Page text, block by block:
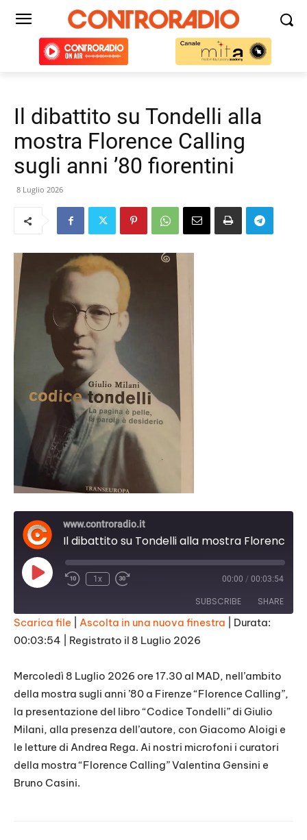
Il dibattito su Tondelli alla
mostra Florence Calling
sugli anni ’80 fiorentini
8 Luglio 2026
www.controradio.it
Play
Episode
1x 00:00 / 00:03:54
SUBSCRIBE SHARE
SHARE
EMBED
Scarica file Ascolta in una nuova finestra
Durata:
00:03:54
Registrato il 8 Luglio 2026
Mercoledì 8 Luglio 2026 ore 17.30 al MAD, nell’ambito
della mostra sugli anni ’80 a Firenze “Florence Calling”,
la presentazione del libro “Codice Tondelli” di Giulio
Milani, alla presenza dell’autore, con Giacomo Aloigi e
le letture di Andrea Rega. Ai nostri microfoni i curatori
della mostra “Florence Calling” Valentina Gensini e
Bruno Casini.